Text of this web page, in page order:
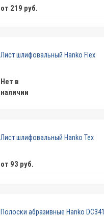
от 219 руб.
Лист шлифовальный Hanko Flex
Нет в
наличии
Лист шлифовальный Hanko Tex
от 93 руб.
Полоски абразивные Hanko DC341